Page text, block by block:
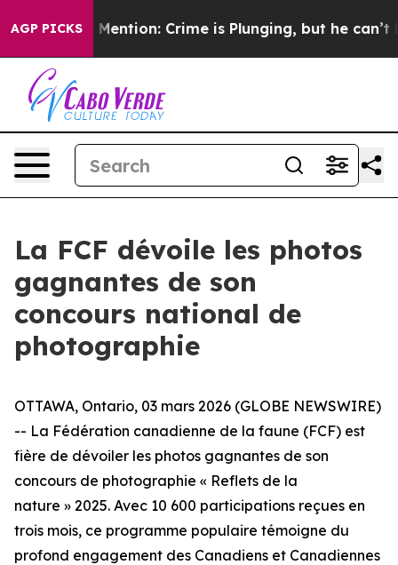
AGP PICKSMention: Crime is Plunging, but he can’t
La FCF dévoile les photos
gagnantes de son
concours national de
photographie
OTTAWA, Ontario, 03 mars 2026 (GLOBE NEWSWIRE)
-- La Fédération canadienne de la faune (FCF) est
fière de dévoiler les photos gagnantes de son
concours de photographie « Reflets de la
nature » 2025. Avec 10 600 participations reçues en
trois mois, ce programme populaire témoigne du
profond engagement des Canadiens et Canadiennes